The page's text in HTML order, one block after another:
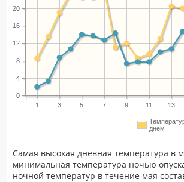
1 3 5 7 9 11 13
0
4
8
12
16
20
днем
Самая высокая дневная температура в
минимальная температура ночью
ночной температур в течение мая